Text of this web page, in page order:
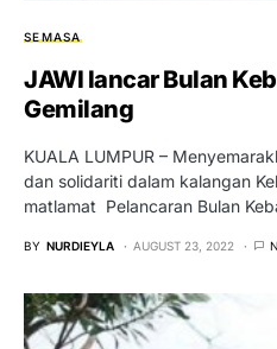
SEMASA
JAWI lancar Bulan
Gemilang
KUALA LUMPUR –
dan solidariti dalam kalangan
matlamat Pelancaran Bulan
BY NURDIEYLA AUGUST 23, 2022